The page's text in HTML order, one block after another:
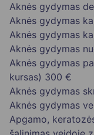
Aknės gydymas
Aknės gydymas
Aknės gydymas
Aknės gydymas
Aknės gydymas
kursas) 300 €
Aknės gydymas
Aknės gydymas
Apgamo,